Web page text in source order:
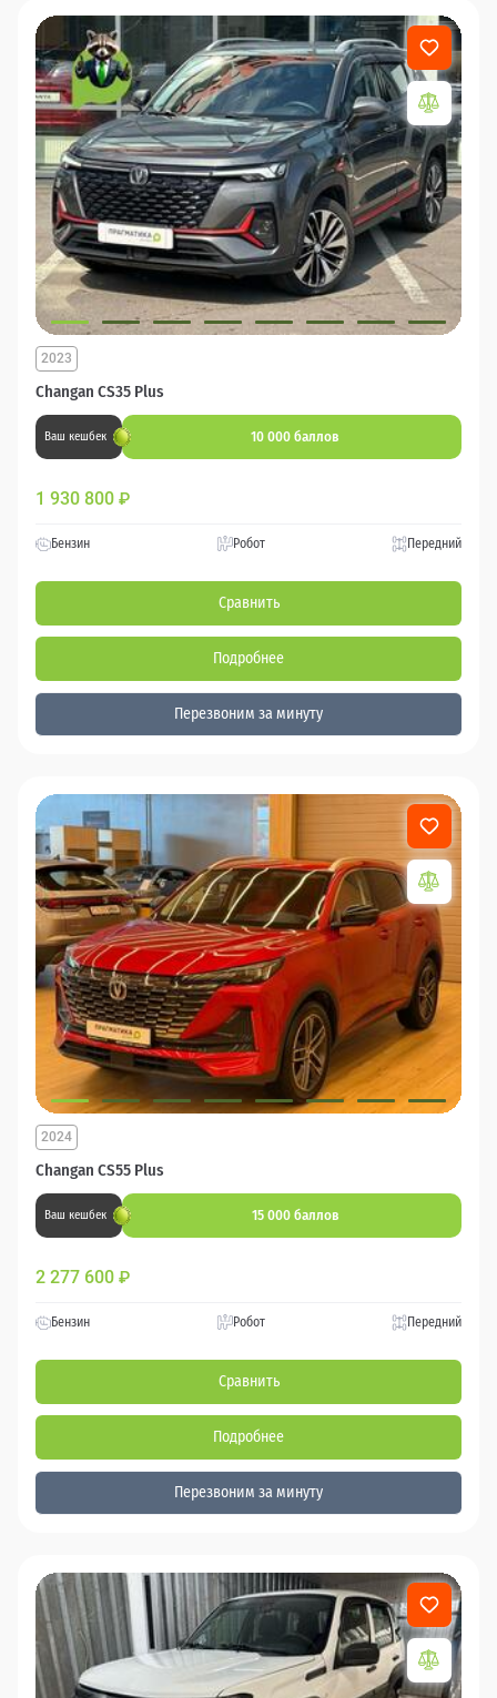
Changan CS35 Plus
2023
Ваш кешбек 10 000 баллов
1 930 800 ₽
Бензин Робот Передний
Сравнить
Подробнее
Перезвоним за минуту
Changan CS55 Plus
2024
Ваш кешбек 15 000 баллов
2 277 600 ₽
Бензин Робот Передний
Сравнить
Подробнее
Перезвоним за минуту